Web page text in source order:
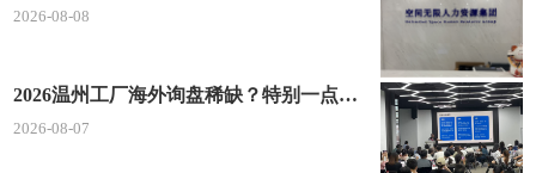
2026-08-08
2026温州工厂海外询盘稀缺？特别一点AI 短视频引流 + 麦穗智能获客谷歌定制独立站双渠道拓客！
2026-08-07